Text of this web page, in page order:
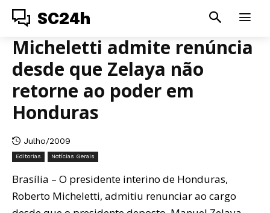
SC24h
Micheletti admite renúncia
desde que Zelaya não
retorne ao poder em
Honduras
Julho/2009
Editorias Notícias Gerais
Brasília – O presidente interino de Honduras,
Roberto Micheletti, admitiu renunciar ao cargo